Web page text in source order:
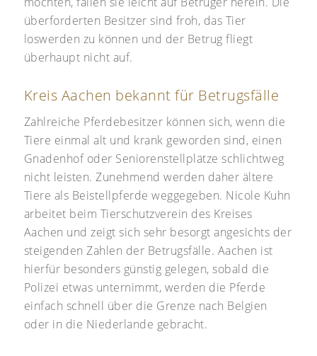
überforderten Besitzer sind froh, das Tier
loswerden zu können und der Betrug fliegt
überhaupt nicht auf.
Kreis Aachen bekannt für Betrugsfälle
Zahlreiche Pferdebesitzer können sich, wenn die
Tiere einmal alt und krank geworden sind, einen
Gnadenhof oder Seniorenstellplätze schlichtweg
nicht leisten. Zunehmend werden daher ältere
Tiere als Beistellpferde weggegeben. Nicole Kuhn
arbeitet beim Tierschutzverein des Kreises
Aachen und zeigt sich sehr besorgt angesichts der
steigenden Zahlen der Betrugsfälle. Aachen ist
hierfür besonders günstig gelegen, sobald die
Polizei etwas unternimmt, werden die Pferde
einfach schnell über die Grenze nach Belgien
oder in die Niederlande gebracht.